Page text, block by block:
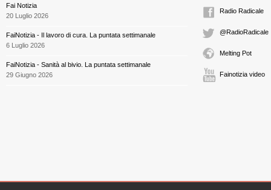
Fai Notizia
20 Luglio 2026
FaiNotizia - Il lavoro di cura. La puntata settimanale
6 Luglio 2026
FaiNotizia - Sanità al bivio. La puntata settimanale
29 Giugno 2026
Radio Radicale
@RadioRadicale
Melting Pot
Fainotizia video